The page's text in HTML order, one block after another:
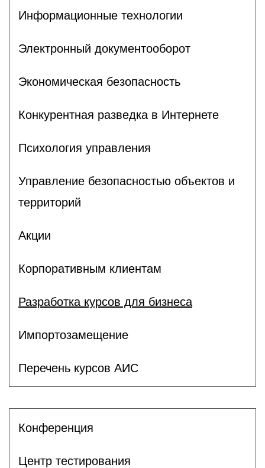
Информационные технологии
Электронный документооборот
Экономическая безопасность
Конкурентная разведка в Интернете
Психология управления
Управление безопасностью объектов и
территорий
Акции
Корпоративным клиентам
Разработка курсов для бизнеса
Импортозамещение
Перечень курсов АИС
Конференция
Центр тестирования